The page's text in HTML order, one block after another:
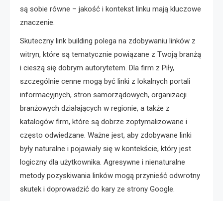
są sobie równe – jakość i kontekst linku mają kluczowe
znaczenie.
Skuteczny link building polega na zdobywaniu linków z
witryn, które są tematycznie powiązane z Twoją branżą
i cieszą się dobrym autorytetem. Dla firm z Piły,
szczególnie cenne mogą być linki z lokalnych portali
informacyjnych, stron samorządowych, organizacji
branżowych działających w regionie, a także z
katalogów firm, które są dobrze zoptymalizowane i
często odwiedzane. Ważne jest, aby zdobywane linki
były naturalne i pojawiały się w kontekście, który jest
logiczny dla użytkownika. Agresywne i nienaturalne
metody pozyskiwania linków mogą przynieść odwrotny
skutek i doprowadzić do kary ze strony Google.